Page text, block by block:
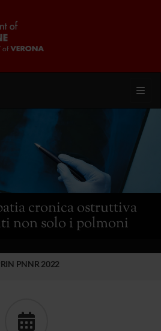
cronica ostruttiva
non solo i polmoni
PNNR 2022